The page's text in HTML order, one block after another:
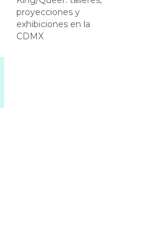
proyecciones y
exhibiciones en la
CDMX